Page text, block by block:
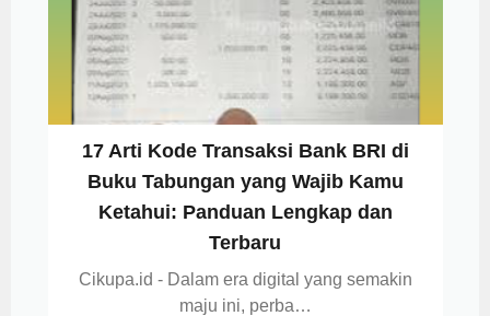
17 Arti Kode Transaksi Bank BRI di
Buku Tabungan yang Wajib Kamu
Ketahui: Panduan Lengkap dan
Terbaru
Cikupa.id - Dalam era digital yang semakin
maju ini, perba…